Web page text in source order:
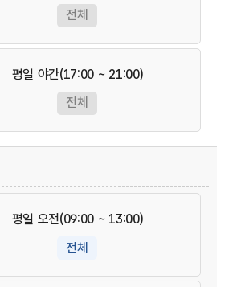
전체
평일 야간(17:00 ~ 21:00)
전체
평일 오전(09:00 ~ 13:00)
전체